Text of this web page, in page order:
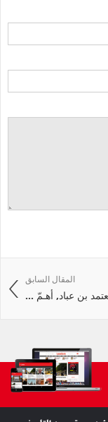
المقال السابق
بن عباد, أهـمّ ...